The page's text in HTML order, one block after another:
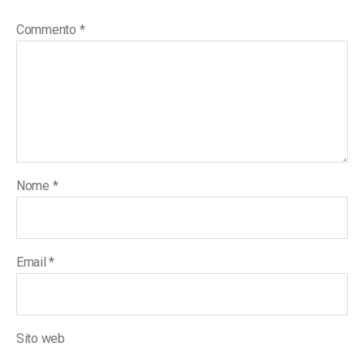
Commento *
Nome *
Email*
Sito web